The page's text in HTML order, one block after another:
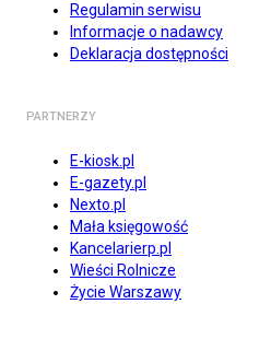
Regulamin serwisu
Informacje o nadawcy
Deklaracja dostępności
PARTNERZY
E-kiosk.pl
E-gazety.pl
Nexto.pl
Mała księgowość
Kancelarierp.pl
Wieści Rolnicze
Życie Warszawy